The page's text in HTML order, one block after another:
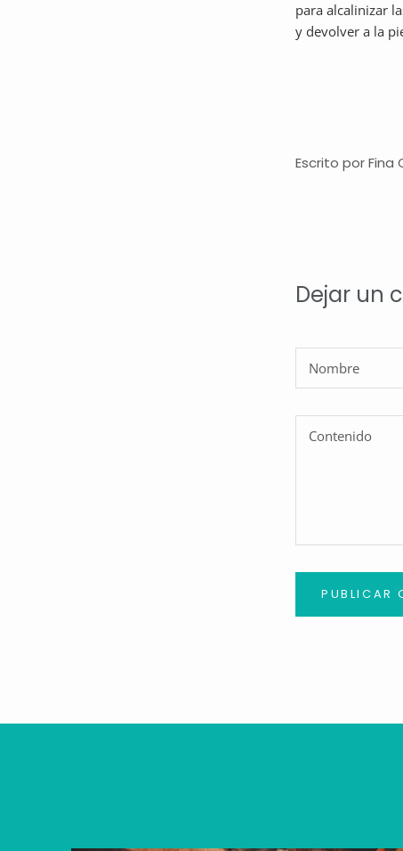
para alcalinizar
y devolver a la
Escrito por Fina
Dejar un
PUBLICAR